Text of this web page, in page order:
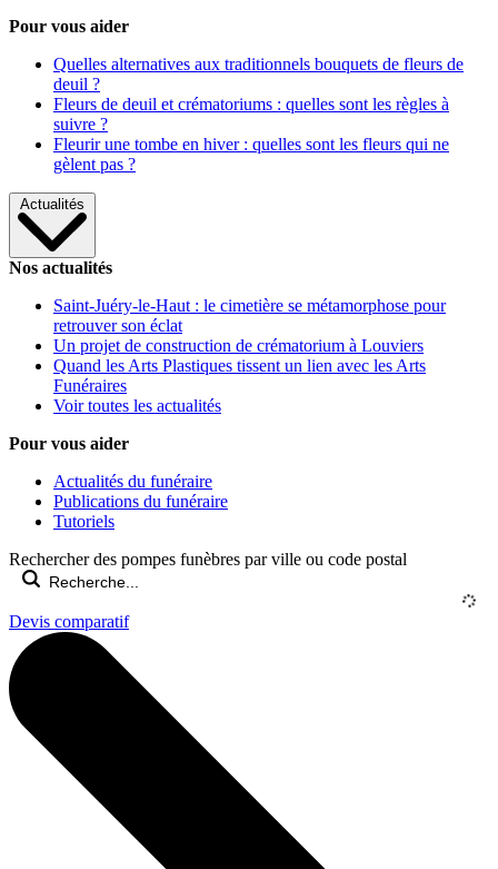
Pour vous aider
Quelles alternatives aux traditionnels bouquets de fleurs de
deuil ?
Fleurs de deuil et crématoriums : quelles sont les règles à
suivre ?
Fleurir une tombe en hiver : quelles sont les fleurs qui ne
gèlent pas ?
Actualités
Nos actualités
Saint-Juéry-le-Haut : le cimetière se métamorphose pour
retrouver son éclat
Un projet de construction de crématorium à Louviers
Quand les Arts Plastiques tissent un lien avec les Arts
Funéraires
Voir toutes les actualités
Pour vous aider
Actualités du funéraire
Publications du funéraire
Tutoriels
Rechercher des pompes funèbres par ville ou code postal
Devis comparatif